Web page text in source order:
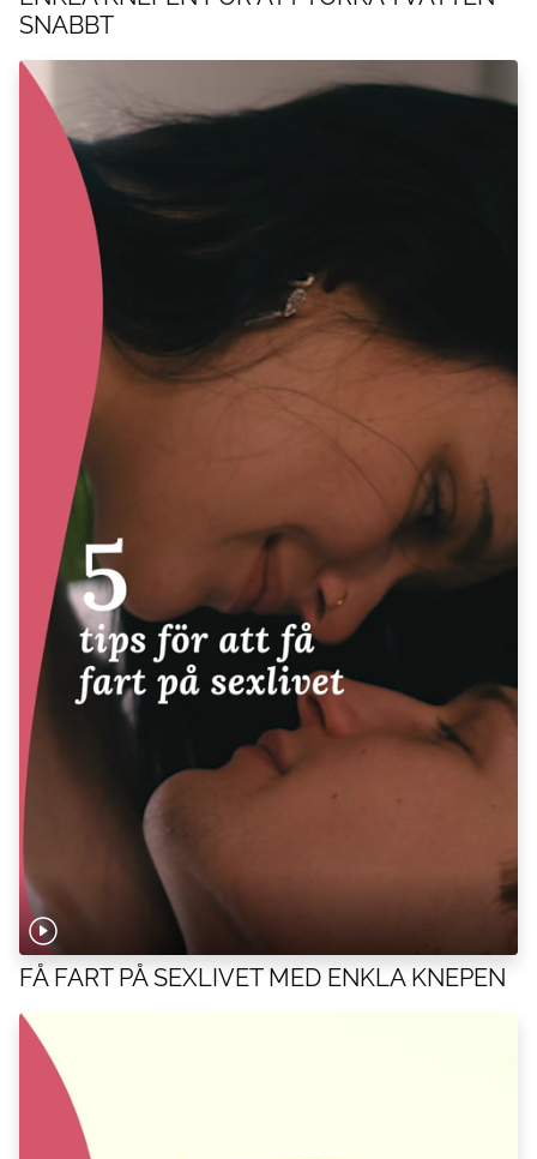
SNABBT
FÅ FART PÅ SEXLIVET MED ENKLA KNEPEN